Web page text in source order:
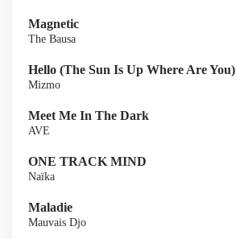
Magnetic
The Bausa
Hello (The Sun Is Up Where Are You)
Mizmo
Meet Me In The Dark
AVE
ONE TRACK MIND
Naïka
Maladie
Mauvais Djo